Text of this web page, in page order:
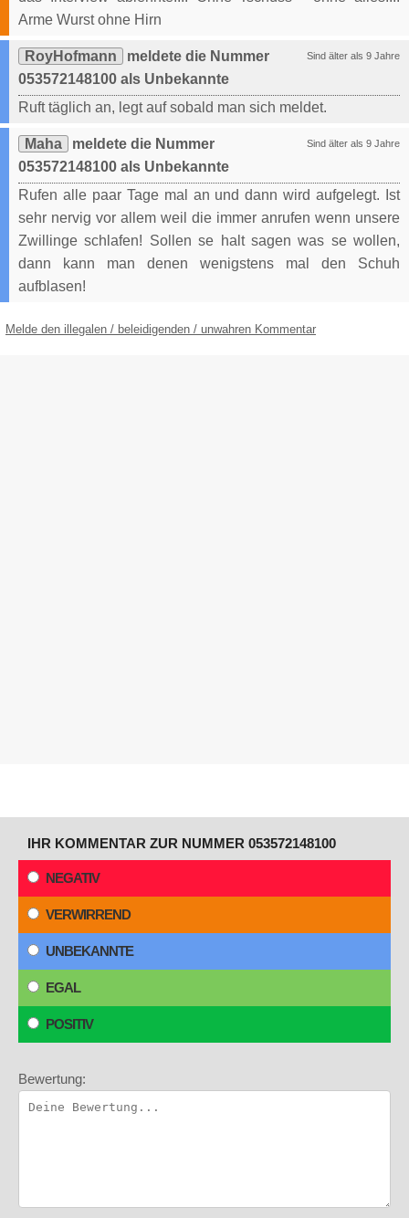
Arme Wurst ohne Hirn
Sind älter als 9 Jahre
RoyHofmann
meldete die Nummer
053572148100 als Unbekannte
Ruft täglich an, legt auf sobald man sich meldet.
Sind älter als 9 Jahre
Maha
meldete die Nummer
053572148100 als Unbekannte
Rufen alle paar Tage mal an und dann wird aufgelegt. Ist
sehr nervig vor allem weil die immer anrufen wenn unsere
Zwillinge schlafen! Sollen se halt sagen was se wollen,
dann kann man denen wenigstens mal den Schuh
aufblasen!
Melde den illegalen / beleidigenden / unwahren Kommentar
IHR KOMMENTAR ZUR NUMMER 053572148100
NEGATIV
VERWIRREND
UNBEKANNTE
EGAL
POSITIV
Bewertung: